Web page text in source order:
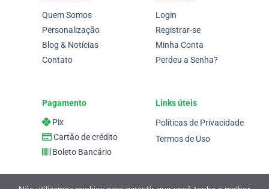
Quem Somos
Personalização
Blog & Notícias
Contato
Login
Registrar-se
Minha Conta
Perdeu a Senha?
Pagamento
Pix
Cartão de crédito
Boleto Bancário
Links úteis
Políticas de Privacidade
Termos de Uso